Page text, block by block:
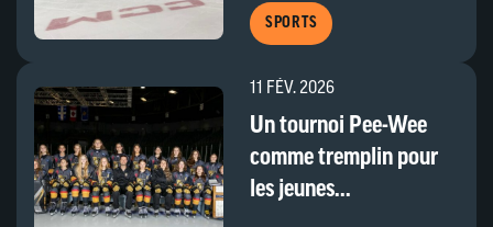
SPORTS
11 FÉV. 2026
Un tournoi Pee-Wee
comme tremplin pour
les jeunes...